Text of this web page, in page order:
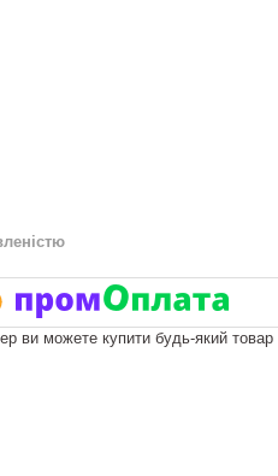
ви можете купити будь-який